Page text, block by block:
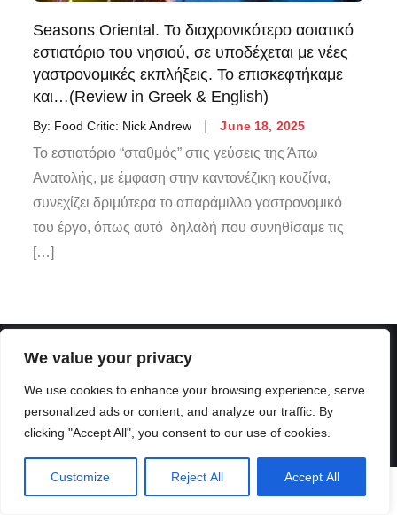
We value your privacy
We use cookies to enhance your browsing experience, serve
personalized ads or content, and analyze our traffic. By
clicking "Accept All", you consent to our use of cookies.
Customize Reject All Accept All
Seasons Oriental. Το διαχρονικότερο ασιατικό
εστιατόριο του νησιού, σε υποδέχεται με νέες
γαστρονομικές εκπλήξεις. Το επισκεφτήκαμε
και…(Review in Greek & English)
By: Food Critic: Nick Andrew June 18, 2025
Το εστιατόριο “σταθμός” στις γεύσεις της Άπω
Ανατολής, με έμφαση στην καντονέζικη κουζίνα,
συνεχίζει δριμύτερα το απαράμιλλο γαστρονομικό
του έργο, όπως αυτό δηλαδή που συνηθίσαμε τις
[…]